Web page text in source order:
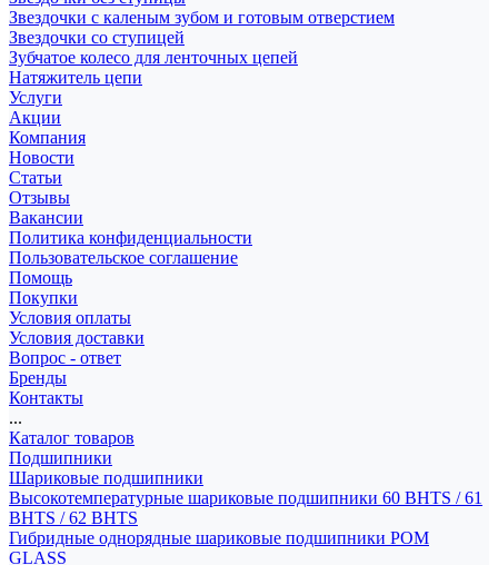
Звездочки с каленым зубом и готовым отверстием
Звездочки со ступицей
Зубчатое колесо для ленточных цепей
Натяжитель цепи
Услуги
Акции
Компания
Новости
Статьи
Отзывы
Вакансии
Политика конфиденциальности
Пользовательское соглашение
Помощь
Покупки
Условия оплаты
Условия доставки
Вопрос - ответ
Бренды
Контакты
...
Каталог товаров
Подшипники
Шариковые подшипники
Высокотемпературные шариковые подшипники 60 BHTS / 61
BHTS / 62 BHTS
Гибридные однорядные шариковые подшипники POM
GLASS